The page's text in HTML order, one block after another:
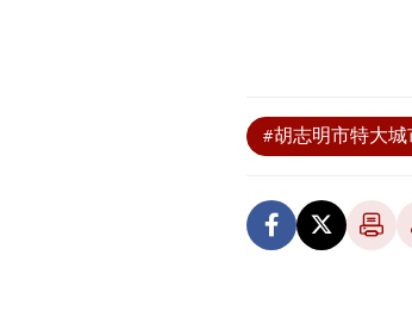
#胡志明市特大城